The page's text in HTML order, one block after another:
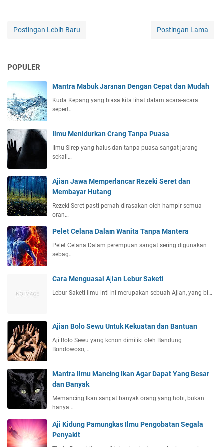
Postingan Lebih Baru Postingan Lama
POPULER
Mantra Mabuk Jaranan Dengan Cepat dan Mudah
Kuda Kepang yang biasa kita lihat dalam acara-acara
sepert…
Ilmu Menidurkan Orang Tanpa Puasa
Ilmu Sirep yang halus dan tanpa puasa sangat jarang
sekali…
Ajian Jawa Memperlancar Rezeki Seret dan
Membayar Hutang
Rezeki Seret pasti pernah dirasakan oleh hampir semua
oran…
Pelet Celana Dalam Wanita Tanpa Mantera
Pelet Celana Dalam perempuan sangat sering digunakan
sebag…
Cara Menguasai Ajian Lebur Saketi
Lebur Saketi Ilmu inti ini merupakan sebuah Ajian, yang bi…
Ajian Bolo Sewu Untuk Kekuatan dan Bantuan
Aji Bolo Sewu yang konon dimiliki oleh Bandung
Bondowoso, …
Mantra Ilmu Mancing Ikan Agar Dapat Yang Besar
dan Banyak
Memancing Ikan sangat banyak orang yang hobi, bukan
hanya …
Aji Kidung Pamungkas Ilmu Pengobatan Segala
Penyakit